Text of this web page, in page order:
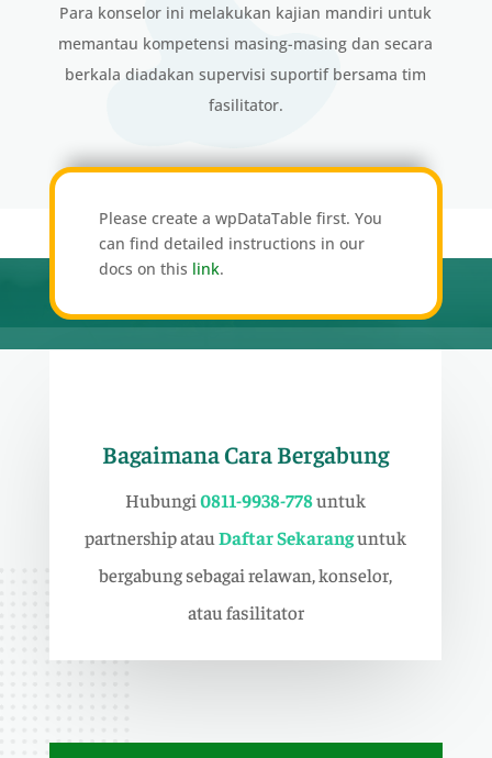
Para konselor ini melakukan kajian mandiri untuk
memantau kompetensi masing-masing dan secara
berkala diadakan supervisi suportif bersama tim
fasilitator.
Please create a wpDataTable first. You
can find detailed instructions in our
docs on this link.
Bagaimana Cara Bergabung
Hubungi0811-9938-778untuk
partnership atauDaftar Sekaranguntuk
bergabung sebagai relawan, konselor,
atau fasilitator